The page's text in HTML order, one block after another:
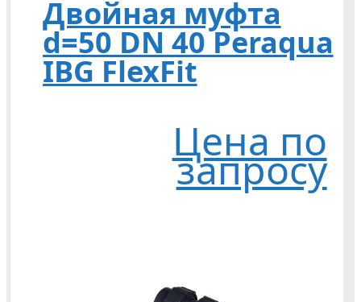
Двойная муфта
d=50 DN 40 Peraqua
IBG FlexFit
Цена по
запросу